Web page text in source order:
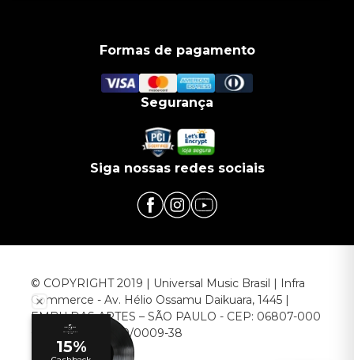
Formas de pagamento
Segurança
Siga nossas redes sociais
© COPYRIGHT 2019 | Universal Music Brasil | Infra
Commerce - Av. Hélio Ossamu Daikuara, 1445 |
EMBU DAS ARTES – SÃO PAULO - CEP: 06807-000
CNPJ: 00.952.789/0009-38